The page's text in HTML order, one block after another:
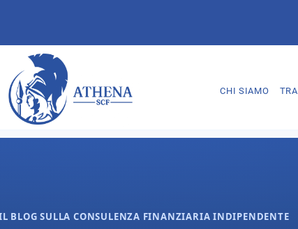
CHI SIAMO
BLOG SULLA CONSULENZA FINANZIARIA INDIPENDENTE